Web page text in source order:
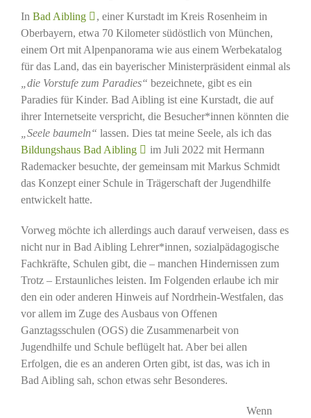
In Bad Aibling
, einer Kurstadt im Kreis Rosenheim in
Oberbayern, etwa 70 Kilometer südöstlich von München,
einem Ort mit Alpenpanorama wie aus einem Werbekatalog
für das Land, das ein bayerischer Ministerpräsident einmal als
„die Vorstufe zum Paradies“ bezeichnete, gibt es ein
Paradies für Kinder. Bad Aibling ist eine Kurstadt, die auf
ihrer Internetseite verspricht, die Besucher*innen könnten die
„Seele baumeln“ lassen. Dies tat meine Seele, als ich das
Bildungshaus Bad Aibling
im Juli 2022 mit Hermann
Rademacker besuchte, der gemeinsam mit Markus Schmidt
das Konzept einer Schule in Trägerschaft der Jugendhilfe
entwickelt hatte.
Vorweg möchte ich allerdings auch darauf verweisen, dass es
nicht nur in Bad Aibling Lehrer*innen, sozialpädagogische
Fachkräfte, Schulen gibt, die – manchen Hindernissen zum
Trotz – Erstaunliches leisten. Im Folgenden erlaube ich mir
den ein oder anderen Hinweis auf Nordrhein-Westfalen, das
vor allem im Zuge des Ausbaus von Offenen
Ganztagsschulen (OGS) die Zusammenarbeit von
Jugendhilfe und Schule beflügelt hat. Aber bei allen
Erfolgen, die es an anderen Orten gibt, ist das, was ich in
Bad Aibling sah, schon etwas sehr Besonderes.
Wenn